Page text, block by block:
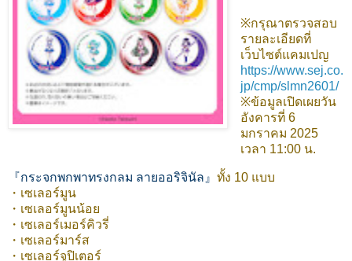
※กรุณาตรวจสอบ
รายละเอียดที่
เว็บไซต์แคมเปญ
https://www.sej.co.
jp/cmp/slmn2601/
※ข้อมูลเปิดเผยวัน
อังคารที่ 6
มกราคม 2025
เวลา 11:00 น.
『กระจกพกพาทรงกลม ลายออริจินัล』 ทั้ง 10 แบบ
・เซเลอร์มูน
・เซเลอร์มูนน้อย
・เซเลอร์เมอร์คิวรี่
・เซเลอร์มาร์ส
・เซเลอร์จูปิเตอร์